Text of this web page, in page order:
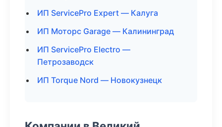
ИП ServicePro Expert — Калуга
ИП Моторс Garage — Калининград
ИП ServicePro Electro —
Петрозаводск
ИП Torque Nord — Новокузнецк